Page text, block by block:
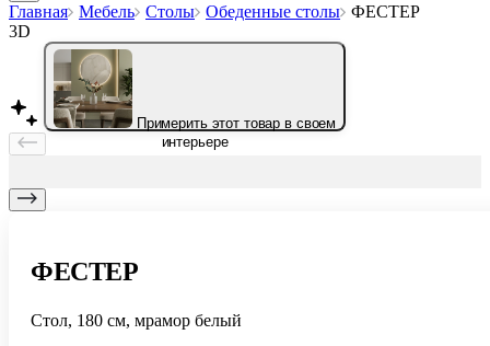
Главная Мебель Столы Обеденные столы ФЕСТЕР
3D
Примерить этот товар в своем
интерьере
ФЕСТЕР
Стол, 180 см, мрамор белый